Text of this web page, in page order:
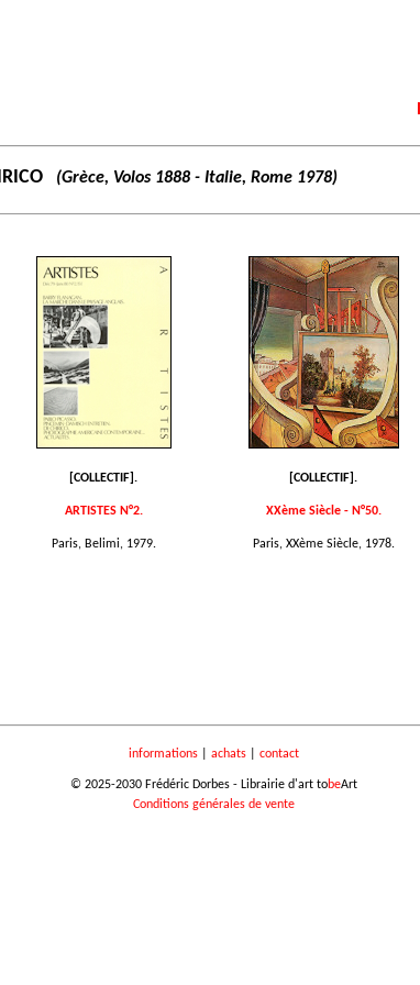
(Grèce, Volos 1888 - Italie, Rome 1978)
[COLLECTIF].
ARTISTES N°2.
Paris, Belimi, 1979.
[COLLECTIF].
XXème Siècle - N°50.
Paris, XXème Siècle, 1978.
informations| achats| contact
© 2025-2030 Frédéric Dorbes - Librairie d'art tobeArt
Conditions générales de vente